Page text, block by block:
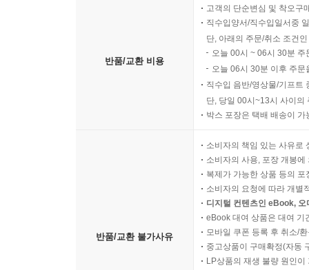
반품/교환 비용
고객의 단순변심 및 착오구
직수입양서/직수입일서중
단, 아래의 주문/취소 조건
오늘 00시 ~ 06시 30분
오늘 06시 30분 이후 주
직수입 음반/영상물/기프트
단, 당일 00시~13시 사이의
박스 포장은 택배 배송이
반품/교환 불가사유
소비자의 책임 있는 사유로
소비자의 사용, 포장 개봉
복제가 가능한 상품 등의
소비자의 요청에 따라 개별
디지털 컨텐츠인 eBook,
eBook 대여 상품은 대여 기
모바일 쿠폰 등록 후 취소/
중고상품이 구매확정(자동
LP상품의 재생 불량 원인